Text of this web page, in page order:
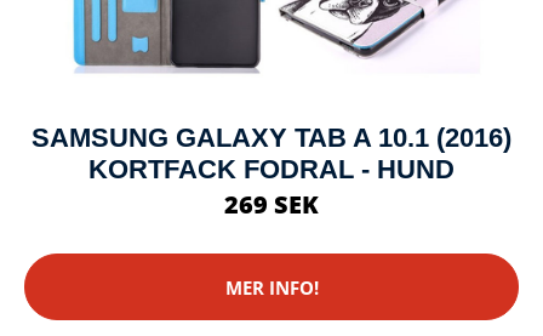
SAMSUNG GALAXY TAB A 10.1 (2016)
KORTFACK FODRAL - HUND
269 SEK
MER INFO!